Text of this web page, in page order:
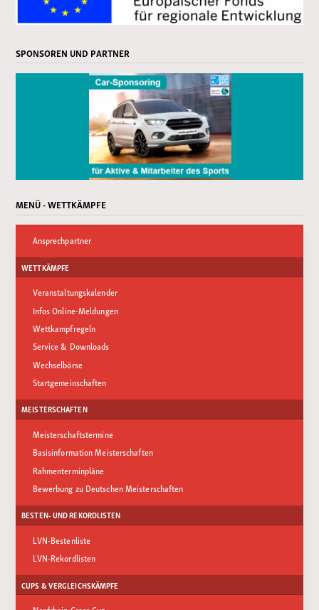
SPONSOREN UND PARTNER
MENÜ - WETTKÄMPFE
Ansprechpartner
WETTKÄMPFE
Veranstaltungskalender
Infos Online-Meldungen
Wettkampfregeln
Service & Downloads
Wechselbörse
Startgemeinschaften
MEISTERSCHAFTEN
Meisterschaftstermine
Basisinformation Meisterschaften
Rahmenterminpläne
Bewerbung zu Deutschen Meisterschaften
BESTEN- UND REKORDLISTEN
LVN-Bestenliste
LVN-Rekordlisten
CUPS & VERGLEICHSKÄMPFE